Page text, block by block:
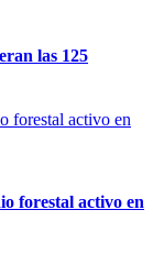
las 125
forestal activo en